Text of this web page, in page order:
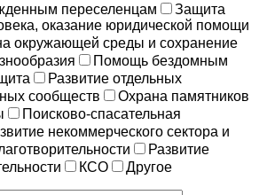
переселенцам
Защита
оказание юридической помощи
окружающей среды и сохранение
Помощь бездомным
Развитие отдельных
сообществ
Охрана памятников
Поисково-спасательная
некоммерческого сектора и
Развитие
КСО Другое